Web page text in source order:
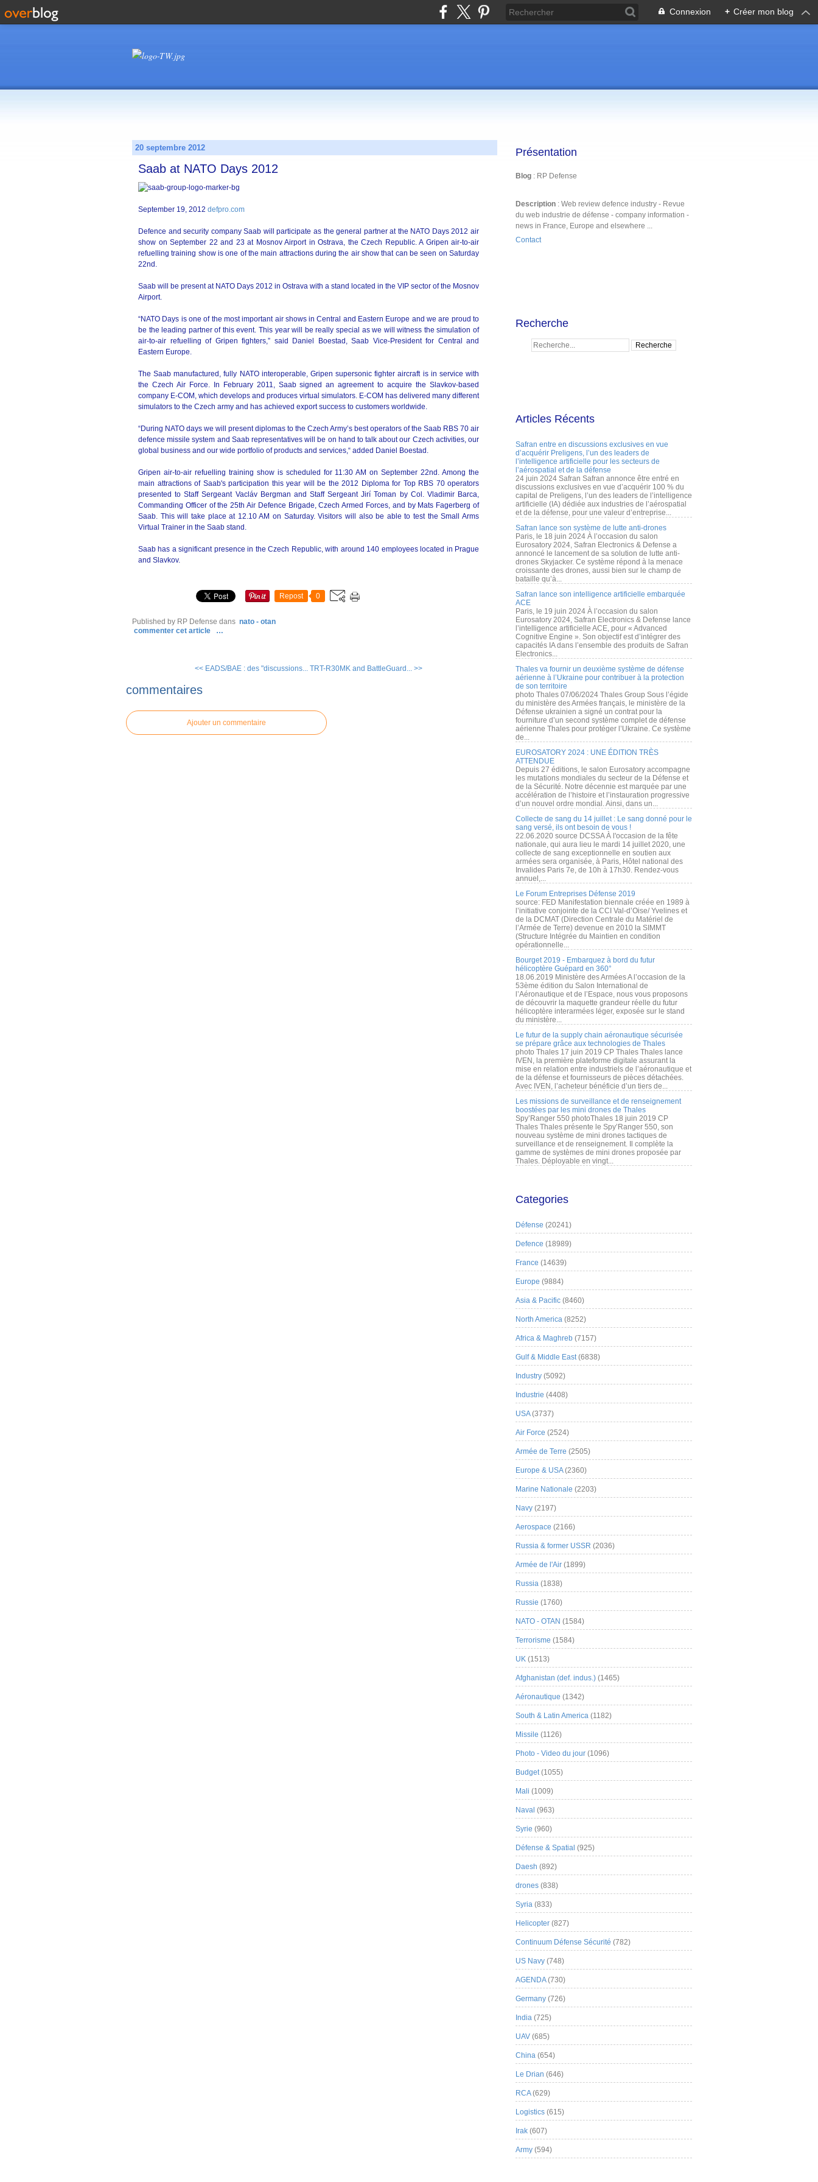
Connexion + Créer mon blog
20 septembre 2012
Saab at NATO Days 2012
September 19, 2012 defpro.com
Defence and security company Saab will participate as the general partner at the NATO Days 2012 air
show on September 22 and 23 at Mosnov Airport in Ostrava, the Czech Republic. A Gripen air-to-air
refuelling training show is one of the main attractions during the air show that can be seen on Saturday
22nd.
Saab will be present at NATO Days 2012 in Ostrava with a stand located in the VIP sector of the Mosnov
Airport.
“NATO Days is one of the most important air shows in Central and Eastern Europe and we are proud to
be the leading partner of this event. This year will be really special as we will witness the simulation of
air-to-air refuelling of Gripen fighters,” said Daniel Boestad, Saab Vice-President for Central and
Eastern Europe.
The Saab manufactured, fully NATO interoperable, Gripen supersonic fighter aircraft is in service with
the Czech Air Force. In February 2011, Saab signed an agreement to acquire the Slavkov-based
company E-COM, which develops and produces virtual simulators. E-COM has delivered many different
simulators to the Czech army and has achieved export success to customers worldwide.
“During NATO days we will present diplomas to the Czech Army’s best operators of the Saab RBS 70 air
defence missile system and Saab representatives will be on hand to talk about our Czech activities, our
global business and our wide portfolio of products and services,“ added Daniel Boestad.
Gripen air-to-air refuelling training show is scheduled for 11:30 AM on September 22nd. Among the
main attractions of Saab's participation this year will be the 2012 Diploma for Top RBS 70 operators
presented to Staff Sergeant Vacláv Bergman and Staff Sergeant Jirí Toman by Col. Vladimir Barca,
Commanding Officer of the 25th Air Defence Brigade, Czech Armed Forces, and by Mats Fagerberg of
Saab. This will take place at 12.10 AM on Saturday. Visitors will also be able to test the Small Arms
Virtual Trainer in the Saab stand.
Saab has a significant presence in the Czech Republic, with around 140 employees located in Prague
and Slavkov.
Repost 0
Published by RP Defense dans nato - otan
commenter cet article
…
<< EADS/BAE : des "discussions... TRT-R30MK and BattleGuard... >>
commentaires
Ajouter un commentaire
Présentation
Blog : RP Defense
Description : Web review defence industry - Revue
du web industrie de défense - company information -
news in France, Europe and elsewhere ...
Contact
Recherche
Articles Récents
Safran entre en discussions exclusives en vue
d’acquérir Preligens, l’un des leaders de
l’intelligence artificielle pour les secteurs de
l’aérospatial et de la défense
24 juin 2024 Safran Safran annonce être entré en
discussions exclusives en vue d’acquérir 100 % du
capital de Preligens, l’un des leaders de l’intelligence
artificielle (IA) dédiée aux industries de l’aérospatial
et de la défense, pour une valeur d’entreprise...
Safran lance son système de lutte anti-drones
Paris, le 18 juin 2024 À l’occasion du salon
Eurosatory 2024, Safran Electronics & Defense a
annoncé le lancement de sa solution de lutte anti-
drones Skyjacker. Ce système répond à la menace
croissante des drones, aussi bien sur le champ de
bataille qu’à...
Safran lance son intelligence artificielle embarquée
ACE
Paris, le 19 juin 2024 À l’occasion du salon
Eurosatory 2024, Safran Electronics & Defense lance
l’intelligence artificielle ACE, pour « Advanced
Cognitive Engine ». Son objectif est d’intégrer des
capacités IA dans l’ensemble des produits de Safran
Electronics...
Thales va fournir un deuxième système de défense
aérienne à l’Ukraine pour contribuer à la protection
de son territoire
photo Thales 07/06/2024 Thales Group Sous l’égide
du ministère des Armées français, le ministère de la
Défense ukrainien a signé un contrat pour la
fourniture d’un second système complet de défense
aérienne Thales pour protéger l’Ukraine. Ce système
de...
EUROSATORY 2024 : UNE ÉDITION TRÈS
ATTENDUE
Depuis 27 éditions, le salon Eurosatory accompagne
les mutations mondiales du secteur de la Défense et
de la Sécurité. Notre décennie est marquée par une
accélération de l’histoire et l’instauration progressive
d’un nouvel ordre mondial. Ainsi, dans un...
Collecte de sang du 14 juillet : Le sang donné pour le
sang versé, ils ont besoin de vous !
22.06.2020 source DCSSA À l'occasion de la fête
nationale, qui aura lieu le mardi 14 juillet 2020, une
collecte de sang exceptionnelle en soutien aux
armées sera organisée, à Paris, Hôtel national des
Invalides Paris 7e, de 10h à 17h30. Rendez-vous
annuel,...
Le Forum Entreprises Défense 2019
source: FED Manifestation biennale créée en 1989 à
l’initiative conjointe de la CCI Val-d’Oise/ Yvelines et
de la DCMAT (Direction Centrale du Matériel de
l’Armée de Terre) devenue en 2010 la SIMMT
(Structure Intégrée du Maintien en condition
opérationnelle...
Bourget 2019 - Embarquez à bord du futur
hélicoptère Guépard en 360°
18.06.2019 Ministère des Armées A l’occasion de la
53ème édition du Salon International de
l’Aéronautique et de l’Espace, nous vous proposons
de découvrir la maquette grandeur réelle du futur
hélicoptère interarmées léger, exposée sur le stand
du ministère...
Le futur de la supply chain aéronautique sécurisée
se prépare grâce aux technologies de Thales
photo Thales 17 juin 2019 CP Thales Thales lance
IVEN, la première plateforme digitale assurant la
mise en relation entre industriels de l’aéronautique et
de la défense et fournisseurs de pièces détachées.
Avec IVEN, l’acheteur bénéficie d’un tiers de...
Les missions de surveillance et de renseignement
boostées par les mini drones de Thales
Spy’Ranger 550 photoThales 18 juin 2019 CP
Thales Thales présente le Spy’Ranger 550, son
nouveau système de mini drones tactiques de
surveillance et de renseignement. Il complète la
gamme de systèmes de mini drones proposée par
Thales. Déployable en vingt...
Categories
Défense (20241)
Defence (18989)
France (14639)
Europe (9884)
Asia & Pacific (8460)
North America (8252)
Africa & Maghreb (7157)
Gulf & Middle East(6838)
Industry (5092)
Industrie (4408)
USA(3737)
Air Force (2524)
Armée de Terre (2505)
Europe & USA(2360)
Marine Nationale (2203)
Navy (2197)
Aerospace (2166)
Russia & former USSR (2036)
Armée de l'Air (1899)
Russia (1838)
Russie (1760)
NATO - OTAN (1584)
Terrorisme (1584)
UK (1513)
Afghanistan (def. indus.) (1465)
Aéronautique (1342)
South & Latin America (1182)
Missile (1126)
Photo - Video du jour (1096)
Budget(1055)
Mali (1009)
Naval (963)
Syrie (960)
Défense & Spatial (925)
Daesh (892)
drones (838)
Syria (833)
Helicopter (827)
Continuum Défense Sécurité (782)
US Navy (748)
AGENDA(730)
Germany (726)
India (725)
UAV (685)
China (654)
Le Drian (646)
RCA(629)
Logistics (615)
Irak (607)
Army (594)